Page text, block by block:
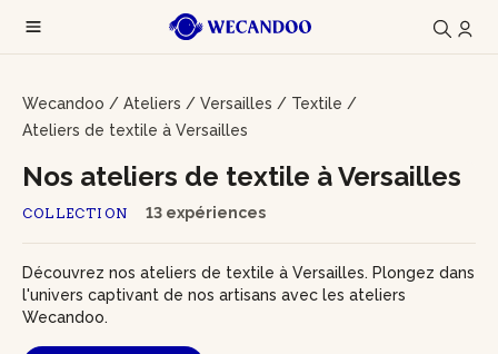
Wecandoo / Ateliers / Versailles / Textile /
Ateliers de textile à Versailles
COLLECTION 13 expériences
Nos ateliers de textile à Versailles
Découvrez nos ateliers de textile à Versailles. Plongez dans
l'univers captivant de nos artisans avec les ateliers
Wecandoo.